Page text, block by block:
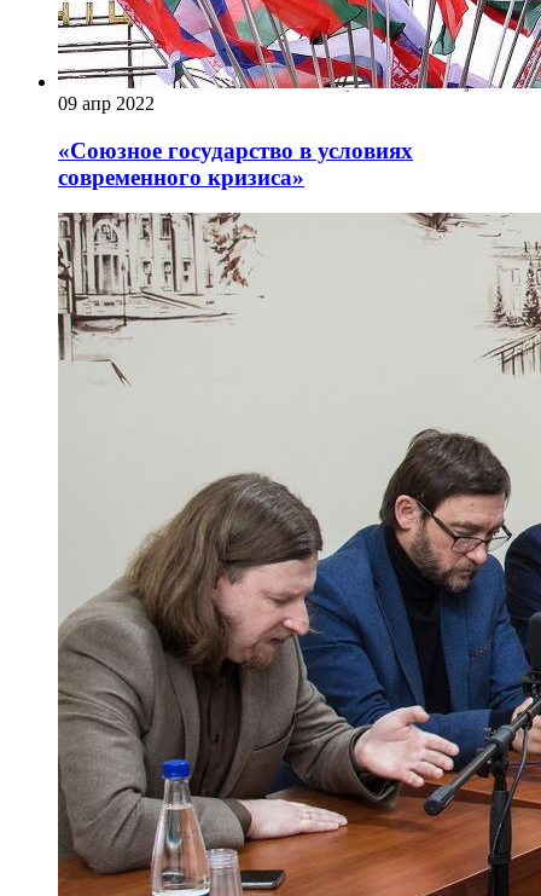
09 апр 2022
«Союзное государство в условиях
современного кризиса»